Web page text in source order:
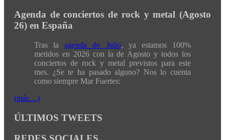
Agenda de conciertos de rock y metal (Agosto
26) en España
Tras laagenda de Julio, ya estamos 100%
metidos en 2026 con la de Agosto y todos los
conciertos de rock y metal previstos para este
mes. ¿Se te ha pasado alguno? Nos lo cuenta
como siempre Mar Fuertes:
(más…)
ÚLTIMOS TWEETS